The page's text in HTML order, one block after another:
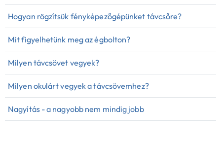
Hogyan rögzítsük fényképezőgépünket távcsőre?
Mit figyelhetünk meg az égbolton?
Milyen távcsövet vegyek?
Milyen okulárt vegyek a távcsövemhez?
Nagyítás - a nagyobb nem mindig jobb